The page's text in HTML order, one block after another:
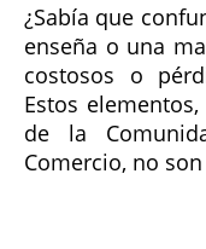
¿Sabía que
enseña o una
costosos o
Estos
de la
Comercio, no